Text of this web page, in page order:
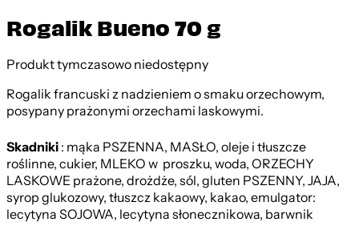
Rogalik Bueno 70 g
Produkt tymczasowo niedostępny
Rogalik francuski z nadzieniem o smaku orzechowym,
posypany prażonymi orzechami laskowymi.
Skadniki: mąka PSZENNA, MASŁO, oleje i tłuszcze
roślinne, cukier, MLEKO w proszku, woda, ORZECHY
LASKOWE prażone, drożdże, sól, gluten PSZENNY, JAJA,
syrop glukozowy, tłuszcz kakaowy, kakao, emulgator:
lecytyna SOJOWA, lecytyna słonecznikowa, barwnik